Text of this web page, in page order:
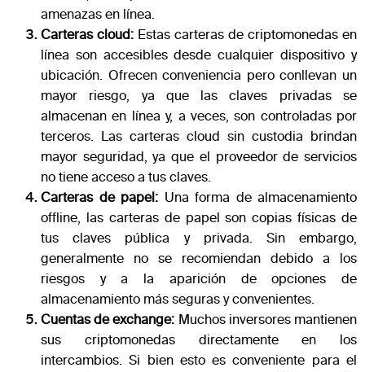
amenazas en línea.
Carteras cloud: Estas carteras de criptomonedas en
línea son accesibles desde cualquier dispositivo y
ubicación. Ofrecen conveniencia pero conllevan un
mayor riesgo, ya que las claves privadas se
almacenan en línea y, a veces, son controladas por
terceros. Las carteras cloud sin custodia brindan
mayor seguridad, ya que el proveedor de servicios
no tiene acceso a tus claves.
Carteras de papel: Una forma de almacenamiento
offline, las carteras de papel son copias físicas de
tus claves pública y privada. Sin embargo,
generalmente no se recomiendan debido a los
riesgos y a la aparición de opciones de
almacenamiento más seguras y convenientes.
Cuentas de exchange: Muchos inversores mantienen
sus criptomonedas directamente en los
intercambios. Si bien esto es conveniente para el